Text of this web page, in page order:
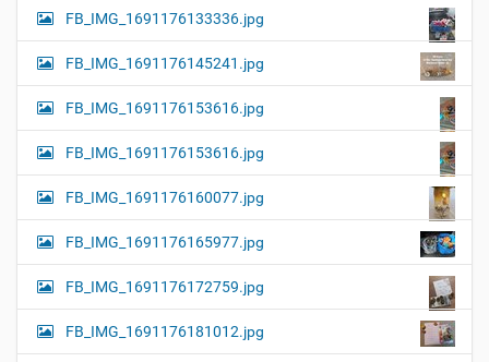
FB_IMG_1691176133336.jpg
FB_IMG_1691176145241.jpg
FB_IMG_1691176153616.jpg
FB_IMG_1691176153616.jpg
FB_IMG_1691176160077.jpg
FB_IMG_1691176165977.jpg
FB_IMG_1691176172759.jpg
FB_IMG_1691176181012.jpg